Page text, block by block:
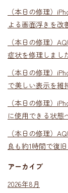
（本日の修理）
よる画面浮きを改
（本日の修理）
症状を修理しまし
（本日の修理）
で美しい表示を維
（本日の修理）
に使用できる状態
（本日の修理）
良も約1時間で復旧
アーカイブ
2026年8月